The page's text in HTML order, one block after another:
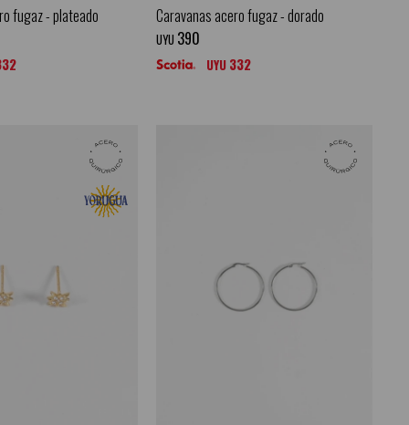
fugaz - plateado Caravanas acero fugaz - dorado
UYU 390
UYU 332